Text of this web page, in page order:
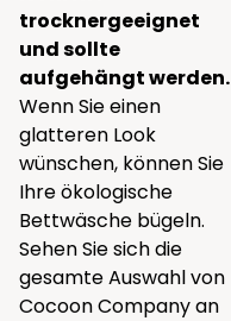
trocknergeeignet
und sollte
aufgehängt werden.
Wenn Sie einen
glatteren Look
wünschen, können Sie
Ihre ökologische
Bettwäsche bügeln.
Sehen Sie sich die
gesamte Auswahl von
Cocoon Companyan